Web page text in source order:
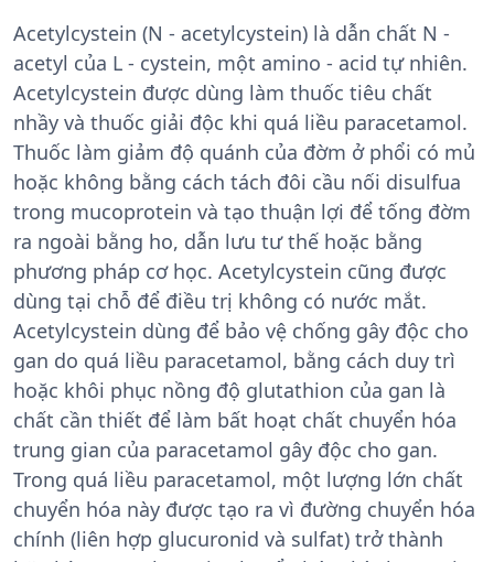
Acetylcystein (N - acetylcystein) là dẫn chất N -
acetyl của L - cystein, một amino - acid tự nhiên.
Acetylcystein được dùng làm thuốc tiêu chất
nhầy và thuốc giải độc khi quá liều paracetamol.
Thuốc làm giảm độ quánh của đờm ở phổi có mủ
hoặc không bằng cách tách đôi cầu nối disulfua
trong mucoprotein và tạo thuận lợi để tống đờm
ra ngoài bằng ho, dẫn lưu tư thế hoặc bằng
phương pháp cơ học. Acetylcystein cũng được
dùng tại chỗ để điều trị không có nước mắt.
Acetylcystein dùng để bảo vệ chống gây độc cho
gan do quá liều paracetamol, bằng cách duy trì
hoặc khôi phục nồng độ glutathion của gan là
chất cần thiết để làm bất hoạt chất chuyển hóa
trung gian của paracetamol gây độc cho gan.
Trong quá liều paracetamol, một lượng lớn chất
chuyển hóa này được tạo ra vì đường chuyển hóa
chính (liên hợp glucuronid và sulfat) trở thành